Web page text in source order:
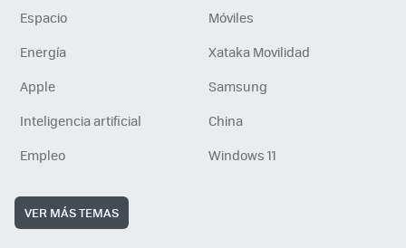
Espacio
Móviles
Energía
Xataka Movilidad
Apple
Samsung
Inteligencia artificial
China
Empleo
Windows 11
VER MÁS TEMAS